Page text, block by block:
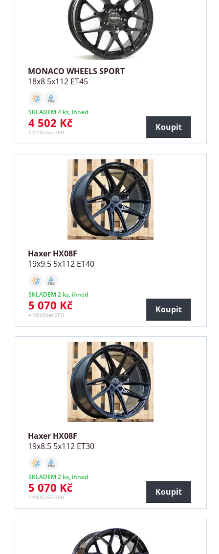
MONACO WHEELS SPORT
18x8 5x112 ET45
SKLADEM 4 ks, ihned
4 502 Kč
3 721 Kč bez DPH
Koupit
Haxer HX08F
19x9.5 5x112 ET40
SKLADEM 2 ks, ihned
5 070 Kč
4 190 Kč bez DPH
Koupit
Haxer HX08F
19x8.5 5x112 ET30
SKLADEM 2 ks, ihned
5 070 Kč
4 190 Kč bez DPH
Koupit